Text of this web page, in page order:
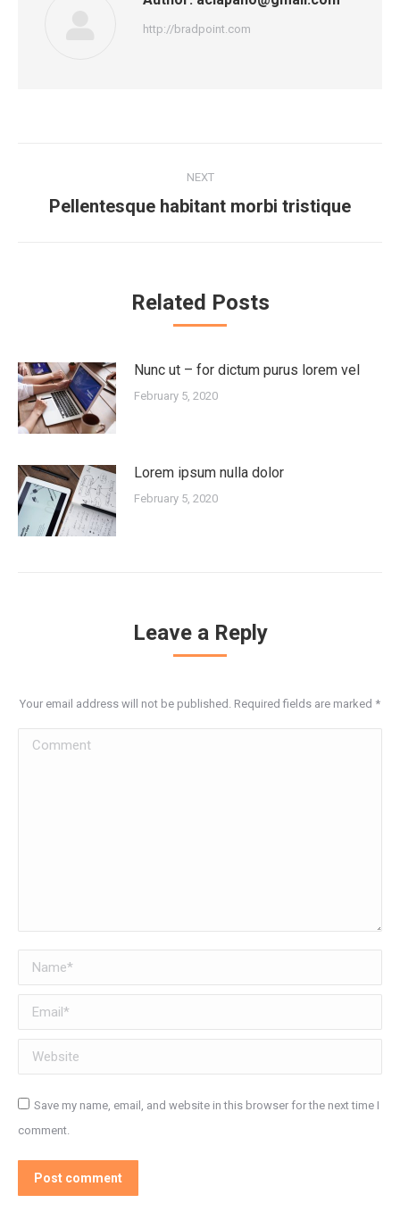
http://bradpoint.com
NEXT
Pellentesque habitant morbi tristique
Related Posts
Nunc ut – for dictum purus lorem vel
February 5, 2020
Lorem ipsum nulla dolor
February 5, 2020
Leave a Reply
Your email address will not be published. Required fields are marked *
Comment
Name *
Email *
Website
Save my name, email, and website in this browser for the next time I
comment.
Post comment